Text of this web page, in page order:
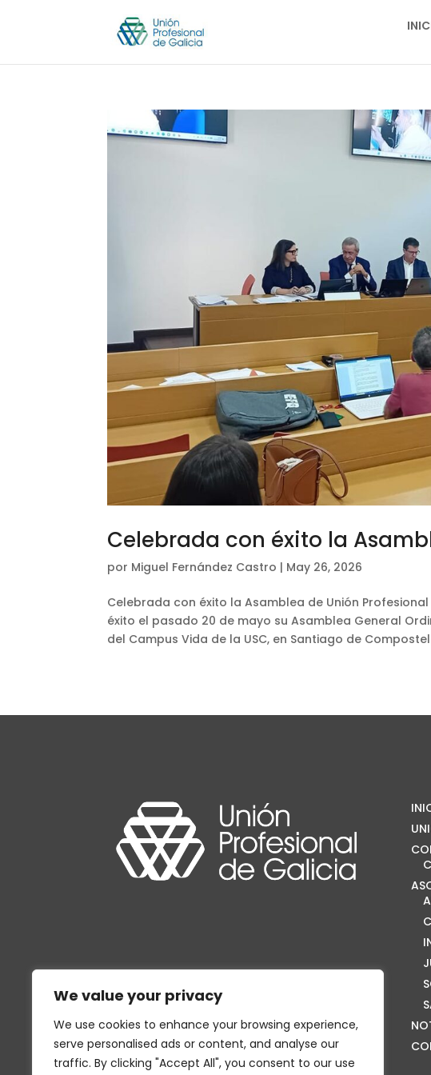
We value your privacy
We use cookies to enhance your browsing experience,
serve personalised ads or content, and analyse our
traffic. By clicking "Accept All", you consent to our use
Celebrada con éxito la
por Miguel Fernández Castro | May 26, 2026
Celebrada con éxito la Asamblea de Unión
éxito el pasado 20 de mayo su Asamblea General
del Campus Vida de la USC, en Santiago de